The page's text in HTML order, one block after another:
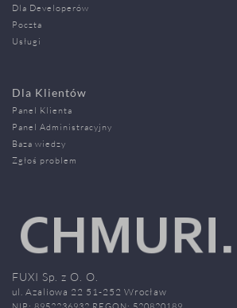
Dla Developerów
Poczta
Usługi
Dla Klientów
Panel Klienta
Panel Administracyjny
Baza wiedzy
Zgłoś problem
FUXI Sp. z O. O.
ul. Azaliowa 22 51-252 Wrocław